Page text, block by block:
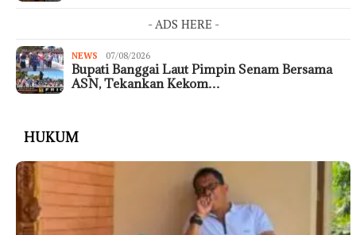
- ADS HERE -
NEWS 07/08/2026
Bupati Banggai Laut Pimpin Senam Bersama
ASN, Tekankan Kekom…
HUKUM